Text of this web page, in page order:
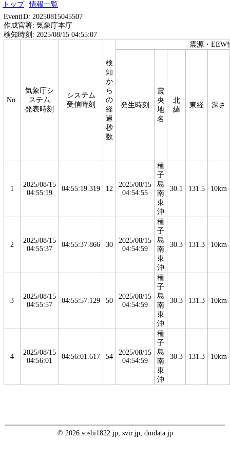
トップ
情報一覧
EventID: 20250815045507
作成官署: 気象庁本庁
検知時刻: 2025/08/15 04:55:07
No.
気象庁シ
ステム
発表時刻
システム
受信時刻
検
知
か
ら
の
経
過
秒
数
震源・EEW
発生時刻
震
央
地
名
北
緯
東経 深さ
1
2025/08/15
04:55:19
04:55:19.319 12
2025/08/15
04:54:55
種
子
島
南
東
沖
30.1 131.5 10km
2
2025/08/15
04:55:37
04:55:37.866 30
2025/08/15
04:54:59
種
子
島
南
東
沖
30.3 131.3 10km
3
2025/08/15
04:55:57
04:55:57.129 50
2025/08/15
04:54:59
種
子
島
南
東
沖
30.3 131.3 10km
4
2025/08/15
04:56:01
04:56:01.617 54
2025/08/15
04:54:59
種
子
島
南
東
沖
30.3 131.3 10km
© 2026 soshi1822.jp, svir.jp, dmdata.jp